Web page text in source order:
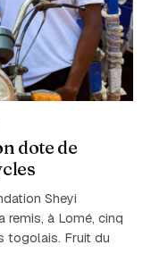
dote de
Sheyi
remis, à Lomé, cinq
togolais. Fruit du